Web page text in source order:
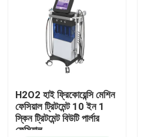
আমাদের সম্পর্কে
H2O2 হাই ফ্রিকোয়েন্সি মেশিন
ফেসিয়াল ট্রিটমেন্ট 10 ইন 1
স্কিন ট্রিটমেন্ট বিউটি পার্লার
ফেসিয়াল